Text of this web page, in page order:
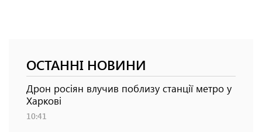
ОСТАННІ НОВИНИ
Дрон росіян влучив поблизу станції метро у
Харкові
10:41